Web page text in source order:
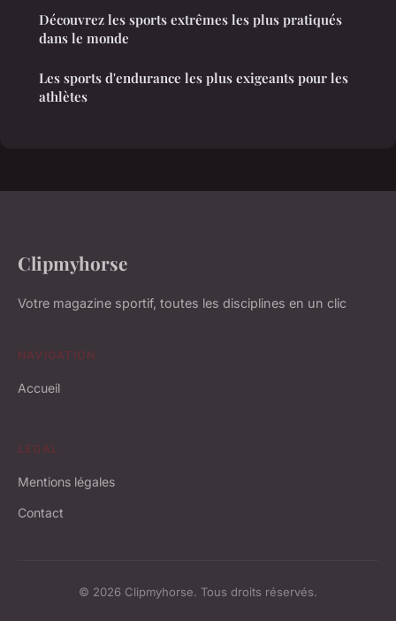
Découvrez les sports extrêmes les plus pratiqués
dans le monde
Les sports d'endurance les plus exigeants pour les
athlètes
Clipmyhorse
Votre magazine sportif, toutes les disciplines en un clic
NAVIGATION
Accueil
LÉGAL
Mentions légales
Contact
© 2026 Clipmyhorse. Tous droits réservés.